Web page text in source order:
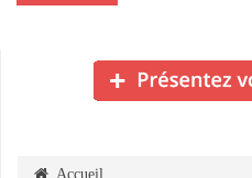
Accueil